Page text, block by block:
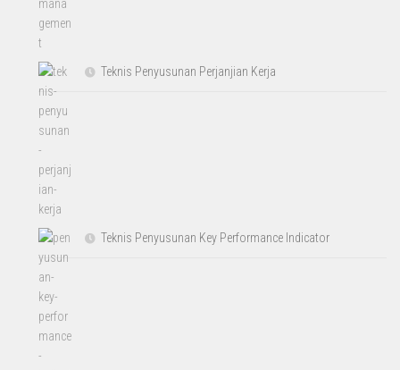
Teknis Penyusunan Perjanjian Kerja
Teknis Penyusunan Key Performance Indicator